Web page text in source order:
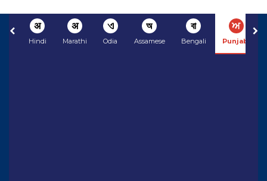
अ
Hindi
अ
Marathi
ଏ
Odia
অ
Assamese
বা
Bengali
ਅ
Punjabi